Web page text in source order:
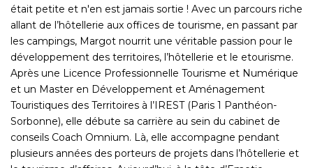
était petite et n'en est jamais sortie ! Avec un parcours riche
allant de l’hôtellerie aux offices de tourisme, en passant par
les campings, Margot nourrit une véritable passion pour le
développement des territoires, l’hôtellerie et le etourisme.
Après une Licence Professionnelle Tourisme et Numérique
et un Master en Développement et Aménagement
Touristiques des Territoires à l’IREST (Paris 1 Panthéon-
Sorbonne), elle débute sa carrière au sein du cabinet de
conseils Coach Omnium. Là, elle accompagne pendant
plusieurs années des porteurs de projets dans l’hôtellerie et